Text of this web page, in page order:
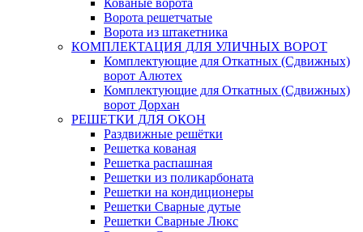
Кованые ворота
Ворота решетчатые
Ворота из штакетника
КОМПЛЕКТАЦИЯ ДЛЯ УЛИЧНЫХ ВОРОТ
Комплектующие для Откатных (Сдвижных)
ворот Алютех
Комплектующие для Откатных (Сдвижных)
ворот Дорхан
РЕШЕТКИ ДЛЯ ОКОН
Раздвижные решётки
Решетка кованая
Решетка распашная
Решетки из поликарбоната
Решетки на кондиционеры
Решетки Сварные дутые
Решетки Сварные Люкс